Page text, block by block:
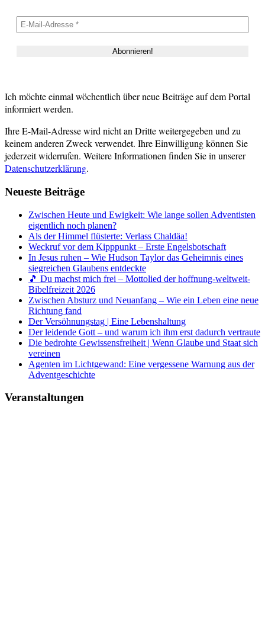
Ich möchte einmal wöchentlich über neue Beiträge auf dem Portal
informiert werden.
Ihre E-Mail-Adresse wird nicht an Dritte weitergegeben und zu
keinem anderen Zweck verwendet. Ihre Einwilligung können Sie
jederzeit widerrufen. Weitere Informationen finden Sie in unserer
Datenschutzerklärung.
Neueste Beiträge
Zwischen Heute und Ewigkeit: Wie lange sollen Adventisten
eigentlich noch planen?
Als der Himmel flüsterte: Verlass Chaldäa!
Weckruf vor dem Kipppunkt – Erste Engelsbotschaft
In Jesus ruhen – Wie Hudson Taylor das Geheimnis eines
siegreichen Glaubens entdeckte
🎵 Du machst mich frei – Mottolied der hoffnung-weltweit-
Bibelfreizeit 2026
Zwischen Absturz und Neuanfang – Wie ein Leben eine neue
Richtung fand
Der Versöhnungstag | Eine Lebenshaltung
Der leidende Gott – und warum ich ihm erst dadurch vertraute
Die bedrohte Gewissensfreiheit | Wenn Glaube und Staat sich
vereinen
Agenten im Lichtgewand: Eine vergessene Warnung aus der
Adventgeschichte
Veranstaltungen